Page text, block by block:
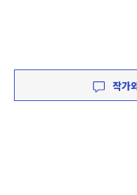
작가